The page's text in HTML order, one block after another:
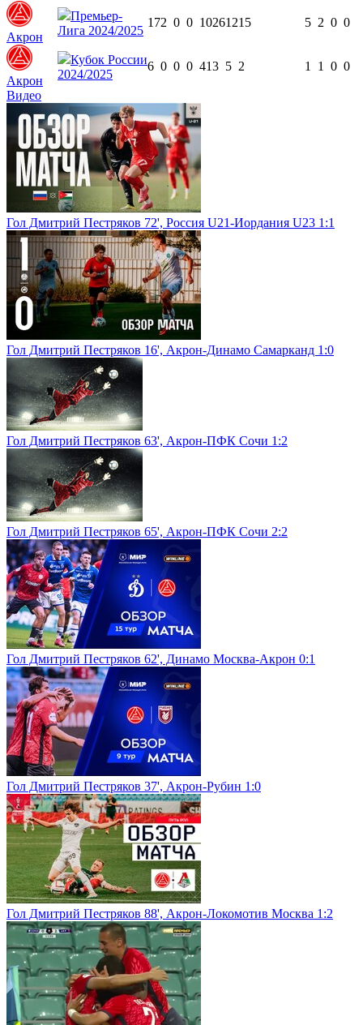
Акрон
Премьер-
Лига 2024/2025
172 0 0 10261215 5 2 0 0
Акрон
Кубок России
2024/2025
6 0 0 0 413 5 2 1 1 0 0
Видео
Гол Дмитрий Пестряков 72', Россия U21-Иордания U23 1:1
Гол Дмитрий Пестряков 16', Акрон-Динамо Самарканд 1:0
Гол Дмитрий Пестряков 63', Акрон-ПФК Сочи 1:2
Гол Дмитрий Пестряков 65', Акрон-ПФК Сочи 2:2
Гол Дмитрий Пестряков 62', Динамо Москва-Акрон 0:1
Гол Дмитрий Пестряков 37', Акрон-Рубин 1:0
Гол Дмитрий Пестряков 88', Акрон-Локомотив Москва 1:2